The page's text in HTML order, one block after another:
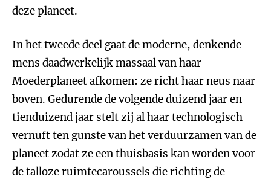
deze planeet.
In het tweede deel gaat de moderne, denkende
mens daadwerkelijk massaal van haar
Moederplaneet afkomen: ze richt haar neus naar
boven. Gedurende de volgende duizend jaar en
tienduizend jaar stelt zij al haar technologisch
vernuft ten gunste van het verduurzamen van de
planeet zodat ze een thuisbasis kan worden voor
de talloze ruimtecaroussels die richting de